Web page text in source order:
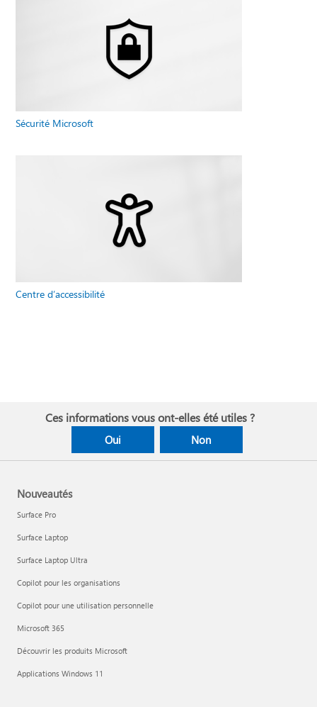
Sécurité Microsoft
Centre d’accessibilité
Ces informations vous ont-elles été utiles ?
Oui Non
Nouveautés
Surface Pro
Surface Laptop
Surface Laptop Ultra
Copilot pour les organisations
Copilot pour une utilisation personnelle
Microsoft 365
Découvrir les produits Microsoft
Applications Windows 11